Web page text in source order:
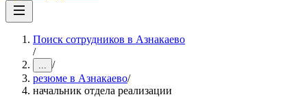
Поиск сотрудников в Азнакаево
/
... /
резюме в Азнакаево/
начальник отдела реализации